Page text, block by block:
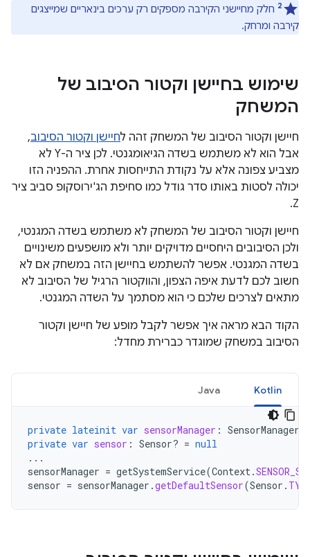
2 חלק מחיישני הקירבה מספקים רק ערכים בינאריים שמייצגים
קירבה ומרחק.
שימוש בחיישן וקטור הסיבוב של
המשחק
חיישן וקטור הסיבוב של המשחק זהה לחיישן וקטור הסיבוב,
אבל הוא לא משתמש בשדה הגיאומגנטי. לכן ציר ה-Y לא
מצביע צפונה אלא על נקודת התייחסות אחרת. ההפניה הזו
יכולה לסטות באותו סדר גודל כמו סחיפת הג'ירוסקופ סביב ציר
Z.
חיישן וקטור הסיבוב של המשחק לא משתמש בשדה המגנטי,
ולכן הסיבובים היחסיים מדויקים יותר ולא מושפעים משינויים
בשדה המגנטי. אפשר להשתמש בחיישן הזה במשחק אם לא
חשוב לכם לדעת איפה הצפון, והווקטור הרגיל של הסיבוב לא
מתאים לצרכים שלכם כי הוא מסתמך על השדה המגנטי.
הקוד הבא מראה איך אפשר לקבל מופע של חיישן וקטור
הסיבוב במשחק שמוגדר כברירת מחדל:
Kotlin
Java
private lateinit var sensorManager : SensorManager
private var sensor : Sensor? = null
...
sensorManager = getSystemService(Context.
sensor = sensorManager .getDefaultSensor(Sensor .